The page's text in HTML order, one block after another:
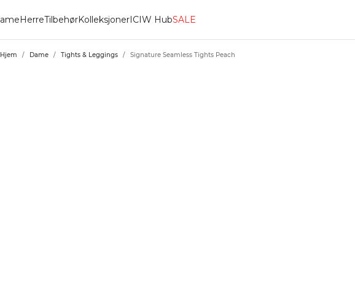
HerreTilbehørKolleksjonerICIW HubSALE
Hjem / Dame / Tights & Leggings / Signature Seamless Tights Peach